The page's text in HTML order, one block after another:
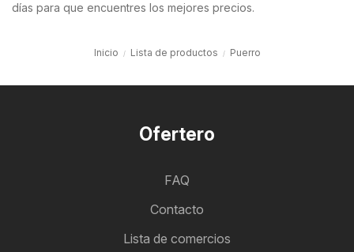
días para que encuentres los mejores precios.
Inicio Lista de productos Puerro
Ofertero
FAQ
Contacto
Lista de comercios